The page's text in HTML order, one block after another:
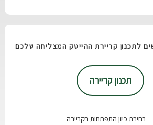
לתכנון קריירת ההייטק המצליחה שלכם
תכנון קריירה